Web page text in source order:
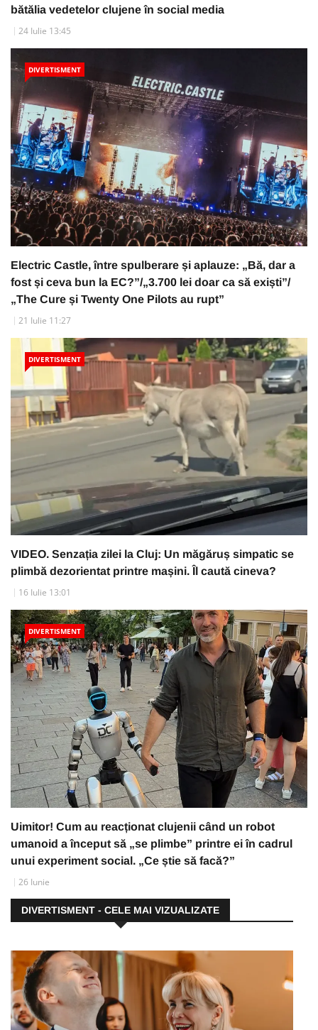
bătălia vedetelor clujene în social media
24 Iulie 13:45
DIVERTISMENT
Electric Castle, între spulberare și aplauze: „Bă, dar a
fost și ceva bun la EC?”/„3.700 lei doar ca să exiști”/
„The Cure și Twenty One Pilots au rupt”
21 Iulie 11:27
DIVERTISMENT
VIDEO. Senzația zilei la Cluj: Un măgăruș simpatic se
plimbă dezorientat printre mașini. Îl caută cineva?
16 Iulie 13:01
DIVERTISMENT
Uimitor! Cum au reacționat clujenii când un robot
umanoid a început să „se plimbe” printre ei în cadrul
unui experiment social. „Ce știe să facă?”
26 Iunie
DIVERTISMENT - CELE MAI VIZUALIZATE